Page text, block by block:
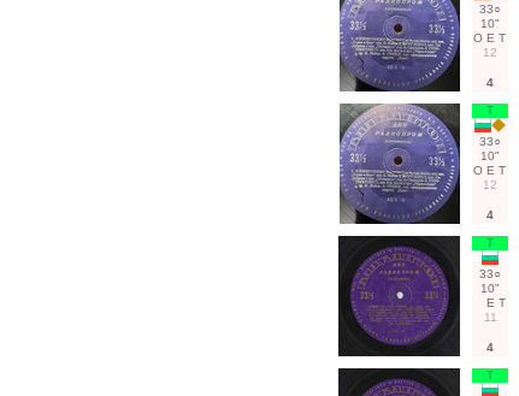
33○
10"
О Е Т
12
4
Т
33○
10"
О Е Т
12
4
Т
33○
10"
Е Т
11
4
Т